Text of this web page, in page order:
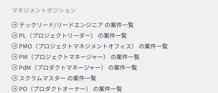
マネジメントポジション
テックリード/リードエンジニア の案件一覧
PL（プロジェクトリーダー）
の案件一覧
PMO（プロジェクトマネジメントオフィス）
の案件一覧
PM（プロジェクトマネージャー）
の案件一覧
PdM（プロダクトマネージャー）
の案件一覧
スクラムマスター の案件一覧
PO（プロダクトオーナー）
の案件一覧